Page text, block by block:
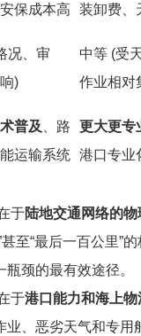
保成本高
装卸费、
况、审
)
中等 (受
作业相对
普及
、路
运输系统
更大更专
港口专业
于陆地交通网络的物
至“最后一百公里”的
瓶颈的最有效途径。
于港口能力和海上物
业、恶劣天气和专用